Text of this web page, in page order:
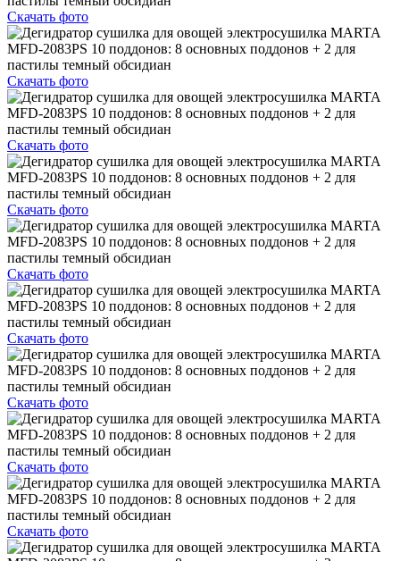
Скачать фото
Скачать фото
Скачать фото
Скачать фото
Скачать фото
Скачать фото
Скачать фото
Скачать фото
Скачать фото